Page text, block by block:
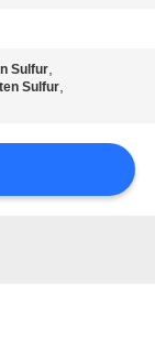
Sulfur,
Sulfur,